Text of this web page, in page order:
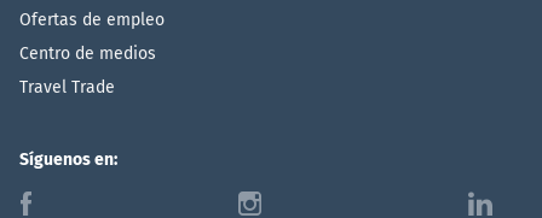
Ofertas de empleo
Centro de medios
Travel Trade
Síguenos en:
f i l